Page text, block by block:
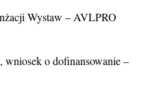
Wystaw – AVLPRO
wniosek o dofinansowanie –